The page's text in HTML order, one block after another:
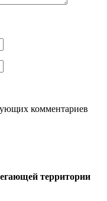
комментариев
территории